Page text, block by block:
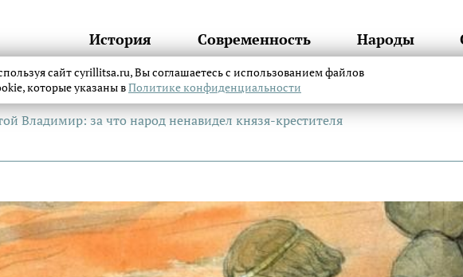
История Современность Народы
Владимир: за что народ ненавидел князя-крестителя
сайт cyrillitsa.ru, Вы соглашаетесь с использованием файлов
которые указаны вПолитике конфиденциальности